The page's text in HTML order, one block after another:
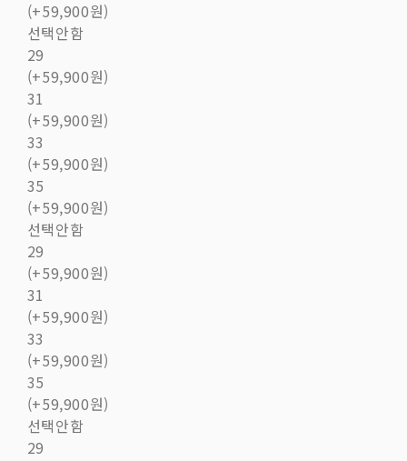
(+59,900원)
선택안함
29
(+59,900원)
31
(+59,900원)
33
(+59,900원)
35
(+59,900원)
선택안함
29
(+59,900원)
31
(+59,900원)
33
(+59,900원)
35
(+59,900원)
선택안함
29